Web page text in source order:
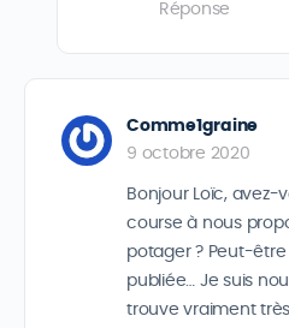
Réponse
Comme1graine
9 octobre 2020
Bonjour Loïc, avez-
course à nous
potager ? Peut-être
publiée… Je suis
trouve vraiment